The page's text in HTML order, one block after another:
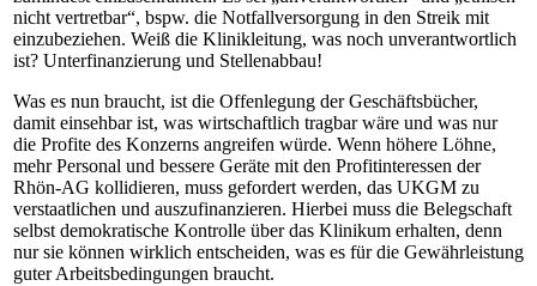
nicht vertretbar“, bspw. die Notfallversorgung in den Streik mit
einzubeziehen. Weiß die Klinikleitung, was noch unverantwortlich
ist? Unterfinanzierung und Stellenabbau!
Was es nun braucht, ist die Offenlegung der Geschäftsbücher,
damit einsehbar ist, was wirtschaftlich tragbar wäre und was nur
die Profite des Konzerns angreifen würde. Wenn höhere Löhne,
mehr Personal und bessere Geräte mit den Profitinteressen der
Rhön-AG kollidieren, muss gefordert werden, das UKGM zu
verstaatlichen und auszufinanzieren. Hierbei muss die Belegschaft
selbst demokratische Kontrolle über das Klinikum erhalten, denn
nur sie können wirklich entscheiden, was es für die Gewährleistung
guter Arbeitsbedingungen braucht.